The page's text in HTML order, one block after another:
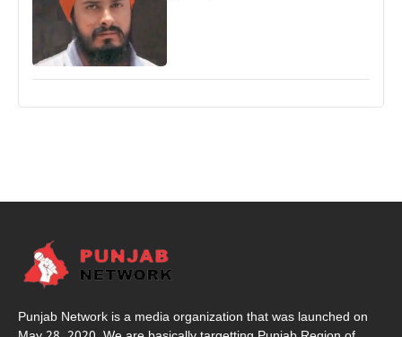
Punjab Network is a media organization that was launched on